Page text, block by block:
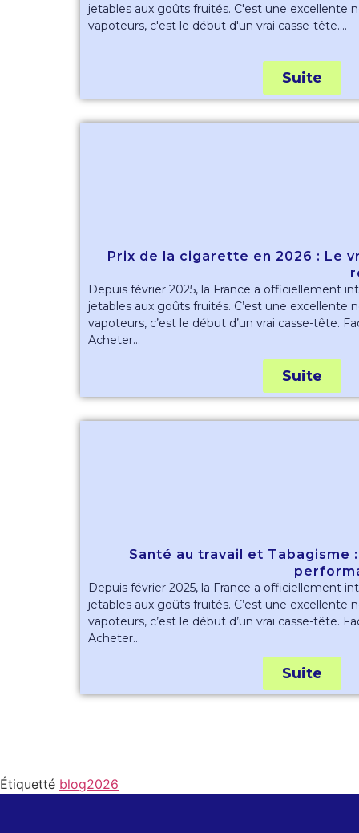
jetables aux goûts fruités. C'est une excellente
vapoteurs, c'est le début d'un vrai casse-tête....
Suite
Prix de la cigarette en 2026 : Le
Depuis février 2025, la France a officiellement
jetables aux goûts fruités. C’est une excellente
vapoteurs, c’est le début d’un vrai casse-tête.
Acheter...
Suite
Santé au travail et
Depuis février 2025, la France a officiellement
jetables aux goûts fruités. C’est une excellente
vapoteurs, c’est le début d’un vrai casse-tête.
Acheter...
Suite
Étiquetté blog2026